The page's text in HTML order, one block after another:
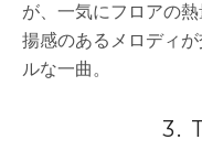
が、一気にフロアの
揚感のあるメロディ
ルな一曲。
3.